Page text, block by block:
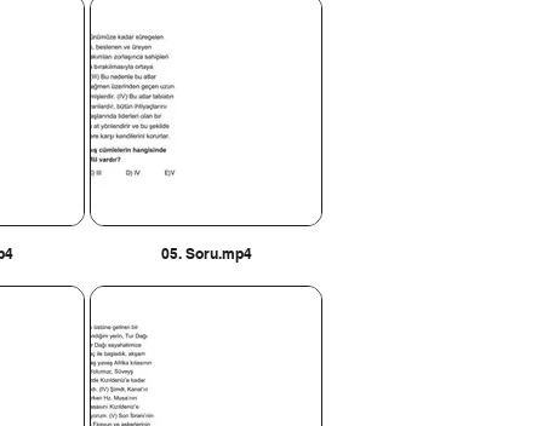
05. Soru.mp4